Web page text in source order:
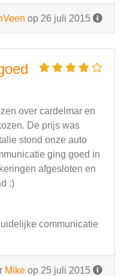
op 26 juli 2015
over cardelmar en
De prijs was
stond onze auto
ging goed in
afgesloten en
:)
communicatie
Mike op 25 juli 2015